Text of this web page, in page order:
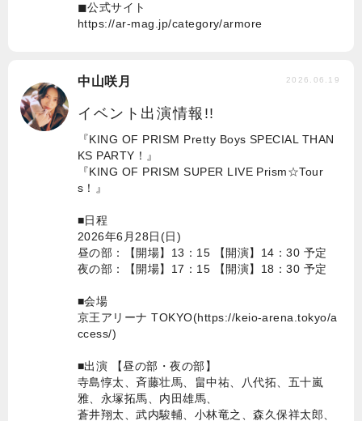
◼︎公式サイト
https://ar-mag.jp/category/armore
中山咲月
イベント出演情報!!
『KING OF PRISM Pretty Boys SPECIAL THAN
KS PARTY！』
『KING OF PRISM SUPER LIVE Prism☆Tour
s！』
■日程
2026年6月28日(日)
昼の部：【開場】13：15 【開演】14：30 予定
夜の部：【開場】17：15 【開演】18：30 予定
■会場
京王アリーナ TOKYO(https://keio-arena.tokyo/a
ccess/)
■出演 【昼の部・夜の部】
寺島惇太、斉藤壮馬、畠中祐、八代拓、五十嵐
雅、永塚拓馬、内田雄馬、
蒼井翔太、武内駿輔、小林竜之、森久保祥太郎、
2026.06.19